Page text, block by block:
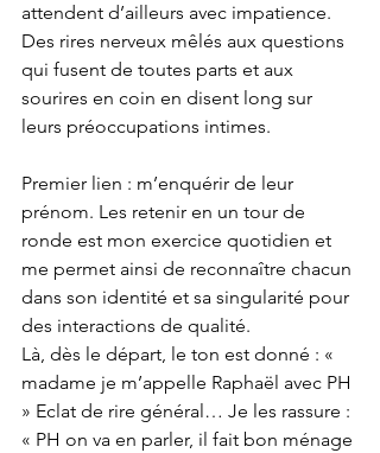
attendent d’ailleurs avec impatience.
Des rires nerveux mêlés aux questions
qui fusent de toutes parts et aux
sourires en coin en disent long sur
leurs préoccupations intimes.
Premier lien : m’enquérir de leur
prénom. Les retenir en un tour de
ronde est mon exercice quotidien et
me permet ainsi de reconnaître chacun
dans son identité et sa singularité pour
des interactions de qualité.
Là, dès le départ, le ton est donné : «
madame je m’appelle Raphaël avec PH
» Eclat de rire général… Je les rassure :
« PH on va en parler, il fait bon ménage